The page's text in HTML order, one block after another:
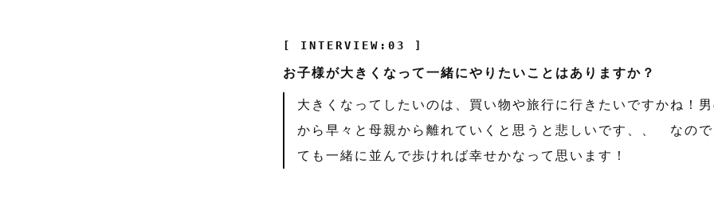
[ INTERVIEW:03 ]
お子様が大きくなって一緒にやりたいことはありますか？
大きくなってしたいのは、買い物や旅行に行きたいですかね！
から早々と母親から離れていくと思うと悲しいです、、 なので
ても一緒に並んで歩ければ幸せかなって思います！